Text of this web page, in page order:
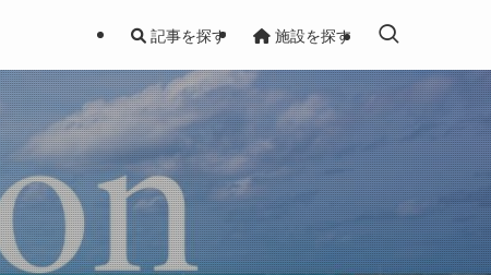
記事を探す 施設を探す